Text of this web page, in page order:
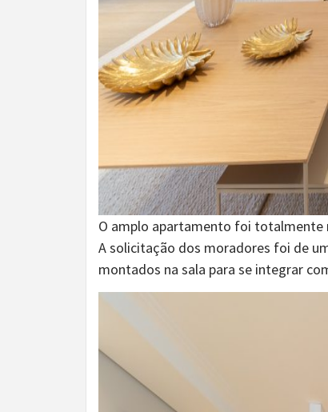
O amplo apartamento foi totalmente
A solicitação dos moradores foi de
montados na sala para se integrar